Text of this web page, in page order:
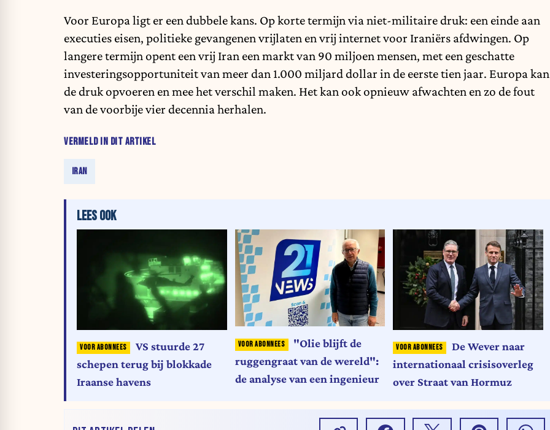
Voor Europa ligt er een dubbele kans. Op korte termijn via niet-militaire druk: een einde aan
executies eisen, politieke gevangenen vrijlaten en vrij internet voor Iraniërs afdwingen. Op
langere termijn opent een vrij Iran een markt van 90 miljoen mensen, met een geschatte
investeringsopportuniteit van meer dan 1.000 miljard dollar in de eerste tien jaar. Europa kan
de druk opvoeren en mee het verschil maken. Het kan ook opnieuw afwachten en zo de fout
van de voorbije vier decennia herhalen.
VERMELD IN DIT ARTIKEL
IRAN
LEES OOK
VS stuurde 27
schepen terug bij blokkade
Iraanse havens
"Olie blijft de
ruggengraat van de wereld":
de analyse van een ingenieur
De Wever naar
internationaal crisisoverleg
over Straat van Hormuz